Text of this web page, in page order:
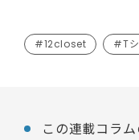
#12closet #T
この連載コラ